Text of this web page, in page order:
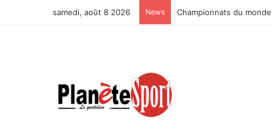
samedi, août 8 2026 News Championnats du